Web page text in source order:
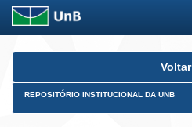
Skip
Voltar
REPOSITÓRIO INSTITUCIONAL DA UNB